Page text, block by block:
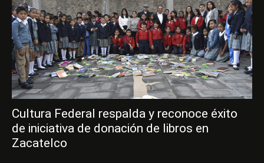
Cultura Federal respalda y reconoce éxito
de iniciativa de donación de libros en
Zacatelco